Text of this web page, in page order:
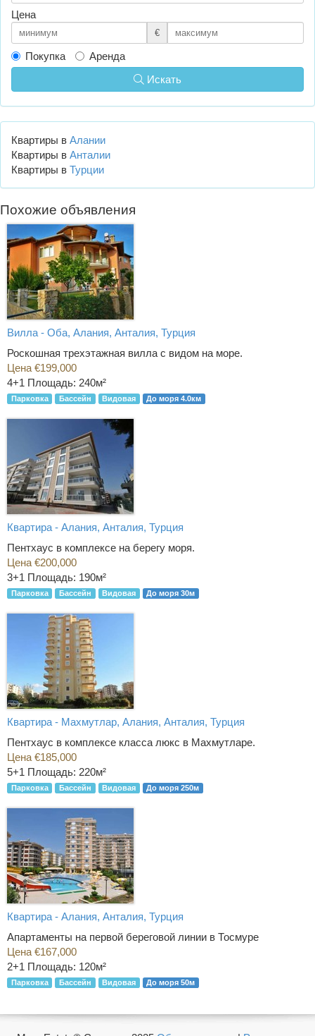
Цена
€
Покупка
Аренда
Искать
Квартиры в Алании
Квартиры в Анталии
Квартиры в Турции
Похожие объявления
Вилла - Оба, Алания, Анталия, Турция
Роскошная трехэтажная вилла с видом на море.
Цена €199,000
4+1 Площадь: 240м²
Парковка Бассейн Видовая До моря 4.0км
Квартира - Алания, Анталия, Турция
Пентхаус в комплексе на берегу моря.
Цена €200,000
3+1 Площадь: 190м²
Парковка Бассейн Видовая До моря 30м
Квартира - Махмутлар, Алания, Анталия, Турция
Пентхаус в комплексе класса люкс в Махмутларе.
Цена €185,000
5+1 Площадь: 220м²
Парковка Бассейн Видовая До моря 250м
Квартира - Алания, Анталия, Турция
Апартаменты на первой береговой линии в Тосмуре
Цена €167,000
2+1 Площадь: 120м²
Парковка Бассейн Видовая До моря 50м